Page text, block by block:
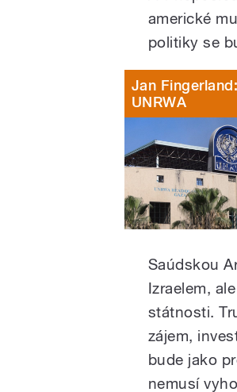
americké
politiky se
Jan
UNRWA
Saúdskou
Izraelem,
státnosti.
zájem,
bude jako
nemusí